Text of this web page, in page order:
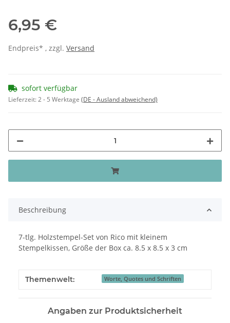
6,95 €
Endpreis* , zzgl. Versand
sofort verfügbar
Lieferzeit:2 - 5 Werktage (DE - Ausland abweichend)
Beschreibung
7-tlg. Holzstempel-Set von Rico mit kleinem
Stempelkissen, Größe der Box ca. 8.5 x 8.5 x 3 cm
Themenwelt: Worte, Quotes und Schriften
Angaben zur Produktsicherheit